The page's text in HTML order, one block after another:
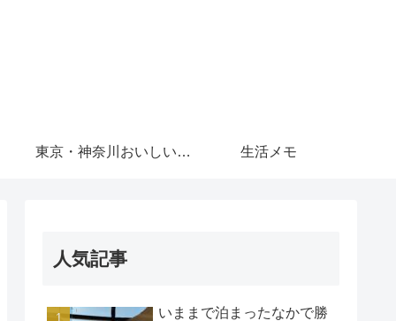
東京・神奈川おいしいもの 生活メモ
人気記事
いままで泊まったなかで勝